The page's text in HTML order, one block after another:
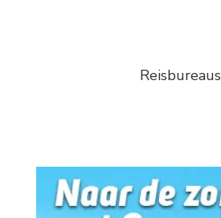
Reisbureaus